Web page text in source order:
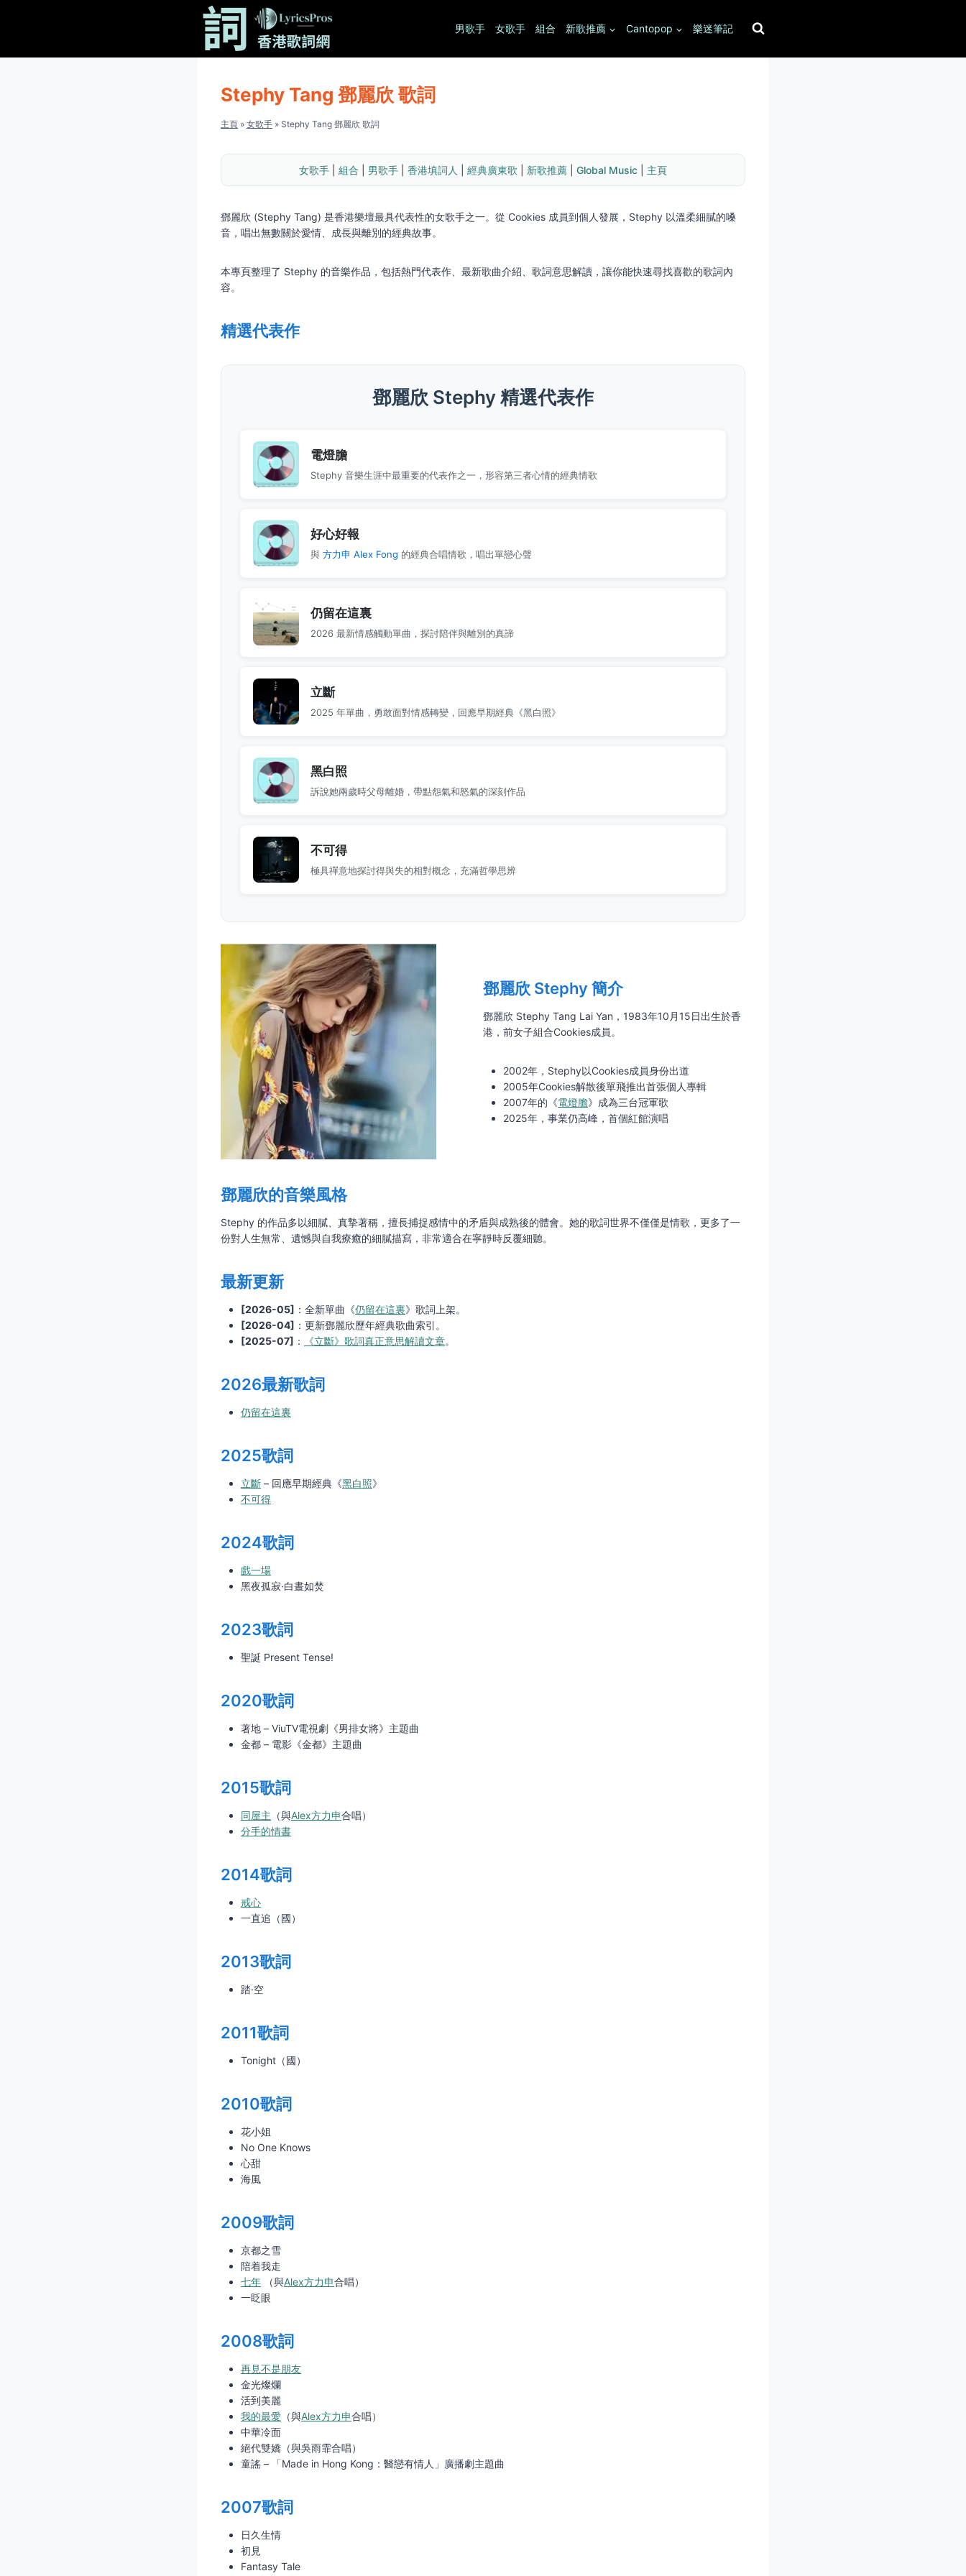
男歌手 女歌手 組合 新歌推薦 Cantopop 樂迷筆記
Stephy Tang 鄧麗欣 歌詞
主頁 » 女歌手 » Stephy Tang 鄧麗欣 歌詞
女歌手 組合 男歌手 香港填詞人 經典廣東歌 新歌推薦 Global Music 主頁
鄧麗欣 (Stephy Tang) 是香港樂壇最具代表性的女歌手之一。從 Cookies 成員到個人發展，Stephy 以溫柔細膩的嗓
音，唱出無數關於愛情、成長與離別的經典故事。
本專頁整理了 Stephy 的音樂作品，包括熱門代表作、最新歌曲介紹、歌詞意思解讀，讓你能快速尋找喜歡的歌詞內
容。
精選代表作
鄧麗欣 Stephy 精選代表作
電燈膽
Stephy 音樂生涯中最重要的代表作之一，形容第三者心情的經典情歌
好心好報
與 方力申 Alex Fong 的經典合唱情歌，唱出單戀心聲
仍留在這裏
2026 最新情感觸動單曲，探討陪伴與離別的真諦
立斷
2025 年單曲，勇敢面對情感轉變，回應早期經典《黑白照》
黑白照
訴說她兩歲時父母離婚，帶點怨氣和怒氣的深刻作品
不可得
極具禪意地探討得與失的相對概念，充滿哲學思辨
鄧麗欣 Stephy 簡介
鄧麗欣 Stephy Tang Lai Yan，1983年10月15日出生於香
港，前女子組合Cookies成員。
2002年，Stephy以Cookies成員身份出道
2005年Cookies解散後單飛推出首張個人專輯
2007年的《電燈膽》成為三台冠軍歌
2025年，事業仍高峰，首個紅館演唱
鄧麗欣的音樂風格
Stephy 的作品多以細膩、真摯著稱，擅長捕捉感情中的矛盾與成熟後的體會。她的歌詞世界不僅僅是情歌，更多了一
份對人生無常、遺憾與自我療癒的細膩描寫，非常適合在寧靜時反覆細聽。
最新更新
[2026-05] ：全新單曲《仍留在這裏》歌詞上架。
[2026-04] ：更新鄧麗欣歷年經典歌曲索引。
[2025-07] ： 《立斷》歌詞真正意思解讀文章。
2026最新歌詞
仍留在這裏
2025歌詞
立斷 – 回應早期經典《黑白照》
不可得
2024歌詞
戲一場
黑夜孤寂·白晝如焚
2023歌詞
聖誕 Present Tense!
2020歌詞
著地 – ViuTV電視劇《男排女將》主題曲
金都 – 電影《金都》主題曲
2015歌詞
同屋主 （與Alex方力申合唱）
分手的情書
2014歌詞
戒心
一直追（國）
2013歌詞
踏·空
2011歌詞
Tonight（國）
2010歌詞
花小姐
No One Knows
心甜
海風
2009歌詞
京都之雪
陪着我走
七年 （與Alex方力申合唱）
一眨眼
2008歌詞
再見不是朋友
金光燦爛
活到美麗
我的最愛 （與Alex方力申合唱）
中華冷面
絕代雙嬌（與吳雨霏合唱）
童謠 – 「Made in Hong Kong：醫戀有情人」廣播劇主題曲
2007歌詞
日久生情
初見
Fantasy Tale